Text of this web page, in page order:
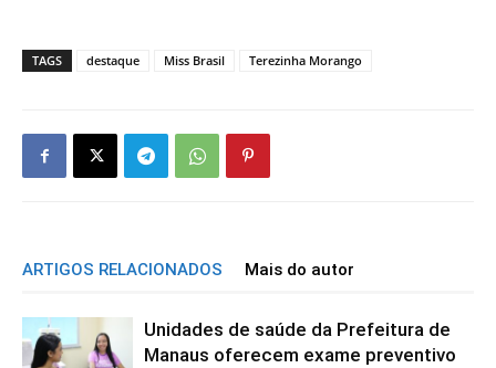
TAGS destaque Miss Brasil Terezinha Morango
ARTIGOS RELACIONADOS Mais do autor
Unidades de saúde da Prefeitura de
Manaus oferecem exame preventivo